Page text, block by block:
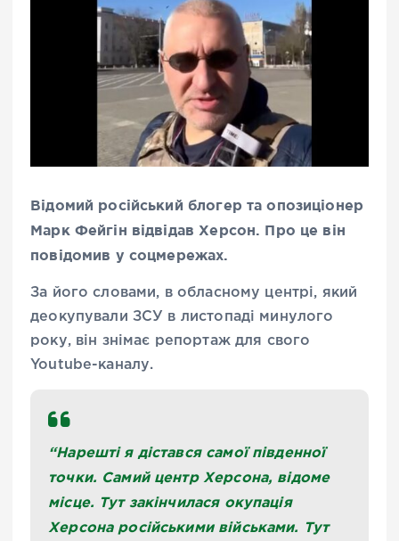
Відомий російський блогер та опозиціонер
Марк Фейгін відвідав Херсон. Про це він
повідомив у соцмережах.
За його словами, в обласному центрі, який
деокупували ЗСУ в листопаді минулого
року, він знімає репортаж для свого
Youtube-каналу.
“Нарешті я дістався самої південної
точки. Самий центр Херсона, відоме
місце. Тут закінчилася окупація
Херсона російськими військами. Тут